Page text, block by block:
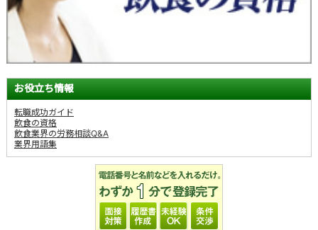
お役立ち情報
転職成功ガイド
飲食の資格
飲食業界の労務相談Q&A
業界用語集